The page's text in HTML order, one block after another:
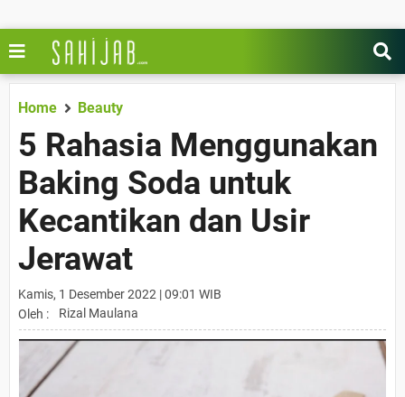
Home Beauty
5 Rahasia Menggunakan
Baking Soda untuk
Kecantikan dan Usir
Jerawat
Kamis, 1 Desember 2022 | 09:01 WIB
Oleh :
Rizal Maulana